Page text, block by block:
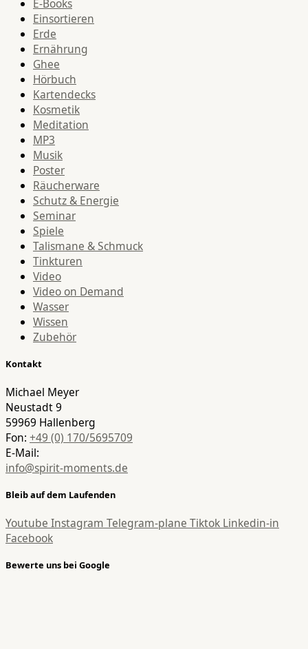
E-Books
Einsortieren
Erde
Ernährung
Ghee
Hörbuch
Kartendecks
Kosmetik
Meditation
MP3
Musik
Poster
Räucherware
Schutz & Energie
Seminar
Spiele
Talismane & Schmuck
Tinkturen
Video
Video on Demand
Wasser
Wissen
Zubehör
Kontakt
Michael Meyer
Neustadt 9
59969 Hallenberg
Fon: +49 (0) 170/5695709
E-Mail:
info@spirit-moments.de
Bleib auf dem Laufenden
Youtube Instagram Telegram-plane Tiktok Linkedin-in
Facebook
Bewerte uns bei Google